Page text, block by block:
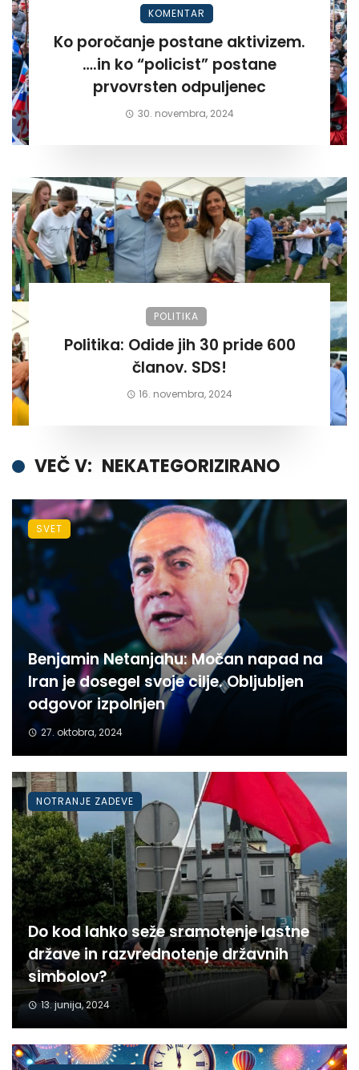
KOMENTAR
Ko poročanje postane aktivizem.
….in ko “policist” postane
prvovrsten odpuljenec
30. novembra, 2024
POLITIKA
Politika: Odide jih 30 pride 600
članov. SDS!
16. novembra, 2024
VEČ V: NEKATEGORIZIRANO
Benjamin Netanjahu: Močan napad na
Iran je dosegel svoje cilje. Obljubljen
odgovor izpolnjen
27. oktobra, 2024
SVET
Do kod lahko seže sramotenje lastne
države in razvrednotenje državnih
simbolov?
13. junija, 2024
NOTRANJE ZADEVE